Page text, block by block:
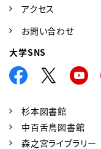
アクセス
お問い合わせ
大学SNS
杉本図書館
中百舌鳥図書館
森之宮ライブラリー